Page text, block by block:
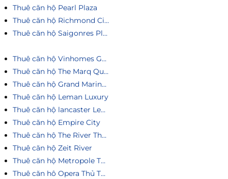
Thuê căn hộ Pearl Plaza
Thuê căn hộ Richmond City
Thuê căn hộ Saigonres Plaza
Thuê căn hộ Vinhomes Golden River
Thuê căn hộ The Marq Quận 1
Thuê căn hộ Grand Marina Saigon
Thuê căn hộ Leman Luxury
Thuê căn hộ lancaster Legacy
Thuê căn hộ Empire City
Thuê căn hộ The River Thủ Thiêm
Thuê căn hộ Zeit River
Thuê căn hộ Metropole Thủ Thiêm
Thuê căn hô Opera Thủ Thiêm